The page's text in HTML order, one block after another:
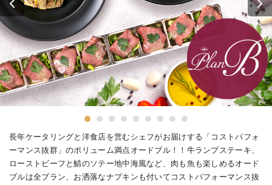
長年ケータリングと洋食店を営むシェフがお届けする「コストパフォ
ーマンス抜群」のボリューム満点オードブル！！牛ランプステーキ、
ローストビーフと鯖のソテー地中海風など、肉も魚も楽しめるオード
ブルは全プラン、お洒落なナプキンも付いてコストパフォーマンス抜